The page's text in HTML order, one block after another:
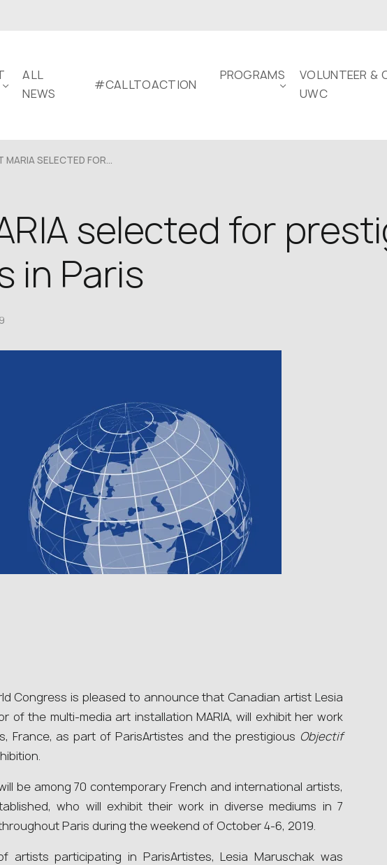
ALL
NEWS
#CALLTOACTION
PROGRAMS
VOLUNTEER &
UWC
MARIA SELECTED FOR...
selected for
in Paris
Congress is pleased to announce that Canadian artist Lesia
of the multi-media art installation MARIA, will exhibit her work
France, as part of ParisArtistes and the prestigious Objectif
be among 70 contemporary French and international artists,
who will exhibit their work in diverse mediums in 7
Paris during the weekend of October 4-6, 2019.
artists participating in ParisArtistes, Lesia Maruschak was